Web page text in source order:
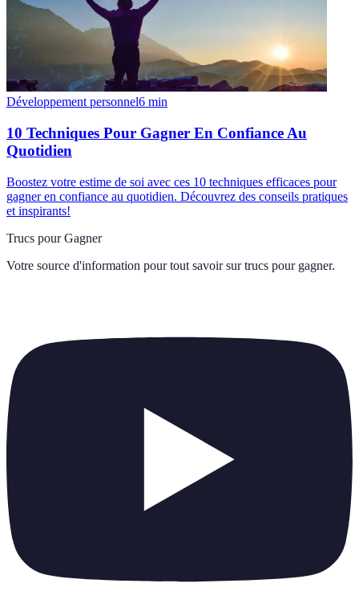
Développement personnel6 min
10 Techniques Pour Gagner En Confiance Au
Quotidien
Boostez votre estime de soi avec ces 10 techniques efficaces pour
gagner en confiance au quotidien. Découvrez des conseils pratiques
et inspirants!
Trucs pour Gagner
Votre source d'information pour tout savoir sur trucs pour gagner.